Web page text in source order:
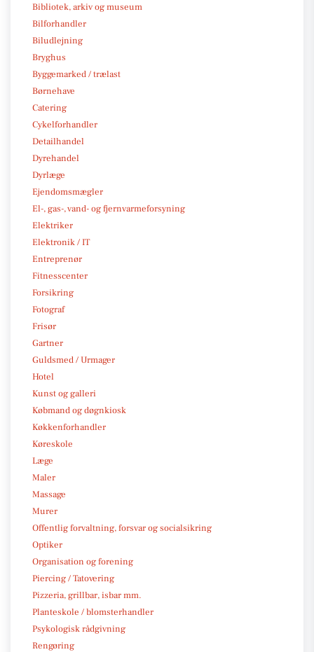
Bibliotek, arkiv og museum
Bilforhandler
Biludlejning
Bryghus
Byggemarked / trælast
Børnehave
Catering
Cykelforhandler
Detailhandel
Dyrehandel
Dyrlæge
Ejendomsmægler
El-, gas-, vand- og fjernvarmeforsyning
Elektriker
Elektronik / IT
Entreprenør
Fitnesscenter
Forsikring
Fotograf
Frisør
Gartner
Guldsmed / Urmager
Hotel
Kunst og galleri
Købmand og døgnkiosk
Køkkenforhandler
Køreskole
Læge
Maler
Massage
Murer
Offentlig forvaltning, forsvar og socialsikring
Optiker
Organisation og forening
Piercing / Tatovering
Pizzeria, grillbar, isbar mm.
Planteskole / blomsterhandler
Psykologisk rådgivning
Rengøring